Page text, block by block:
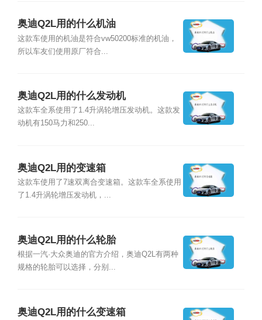
奥迪Q2L用的什么机油
这款车使用的机油是符合vw50200标准的机油，
所以车友们使用原厂符合...
奥迪Q2L用的什么发动机
这款车全系使用了1.4升涡轮增压发动机。这款发
动机有150马力和250...
奥迪Q2L用的变速箱
这款车使用了7速双离合变速箱。这款车全系使用
了1.4升涡轮增压发动机，...
奥迪Q2L用的什么轮胎
根据一汽·大众奥迪的官方介绍，奥迪Q2L有两种
规格的轮胎可以选择，分别...
奥迪Q2L用的什么变速箱